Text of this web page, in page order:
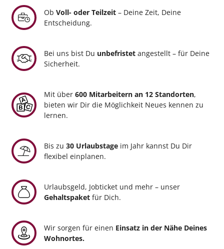
Ob Voll- oder Teilzeit – Deine Zeit, Deine
Entscheidung.
Bei uns bist Du unbefristet angestellt – für Deine
Sicherheit.
Mit über 600 Mitarbeitern an 12 Standorten,
bieten wir Dir die Möglichkeit Neues kennen zu
lernen.
Bis zu 30 Urlaubstage im Jahr kannst Du Dir
flexibel einplanen.
Urlaubsgeld, Jobticket und mehr – unser
Gehaltspaket für Dich.
Wir sorgen für einen Einsatz in der Nähe Deines
Wohnortes.